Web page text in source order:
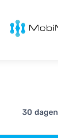
MobiMatter
30 dagen